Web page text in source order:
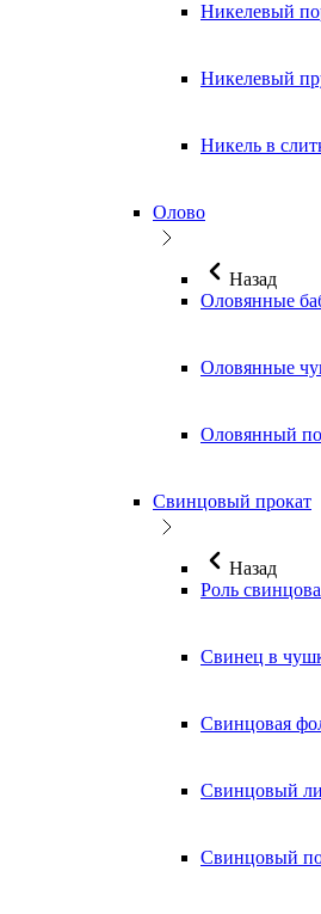
Никелевый
Никелевый
Никель в
Олово
Назад
Оловянные
Оловянные
Оловянный
Свинцовый прокат
Назад
Роль
Свинец в
Свинцовая
Свинцовый
Свинцовый